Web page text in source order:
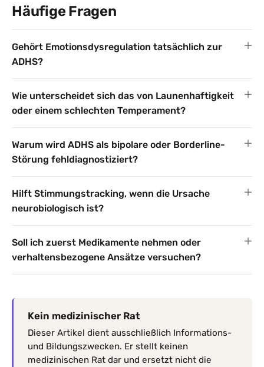
Häufige Fragen
Gehört Emotionsdysregulation tatsächlich zur
ADHS?
Wie unterscheidet sich das von Launenhaftigkeit
oder einem schlechten Temperament?
Warum wird ADHS als bipolare oder Borderline-
Störung fehldiagnostiziert?
Hilft Stimmungstracking, wenn die Ursache
neurobiologisch ist?
Soll ich zuerst Medikamente nehmen oder
verhaltensbezogene Ansätze versuchen?
Kein medizinischer Rat
Dieser Artikel dient ausschließlich Informations-
und Bildungszwecken. Er stellt keinen
medizinischen Rat dar und ersetzt nicht die